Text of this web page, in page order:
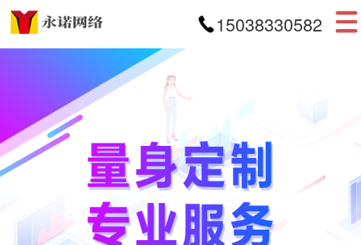
15038330582
首页
APP开发
小程序开发
案例展示